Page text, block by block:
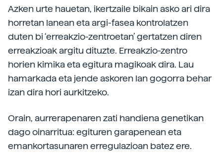
Azken urte hauetan, ikertzaile bikain asko ari dira
horretan lanean eta argi-fasea kontrolatzen
duten bi ‘erreakzio-zentroetan’ gertatzen diren
erreakzioak argitu dituzte. Erreakzio-zentro
horien kimika eta egitura magikoak dira. Lau
hamarkada eta jende askoren lan gogorra behar
izan dira hori aurkitzeko.
Orain, aurrerapenaren zati handiena genetikan
dago oinarritua: egituren garapenean eta
emankortasunaren erregulazioan batez ere.